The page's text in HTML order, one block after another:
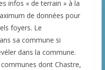
infos « de terrain » à la
de données pour
foyers. Le
sa commune si
dans la commune.
dont Chastre,